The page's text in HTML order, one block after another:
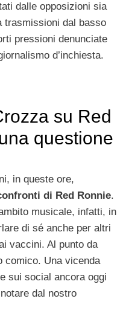
dalle opposizioni sia
trasmissioni dal basso
pressioni denunciate
d’inchiesta.
su Red
questione
in queste ore,
di Red Ronnie.
musicale, infatti, in
di sé anche per altri
vaccini. Al punto da
comico. Una vicenda
sui social ancora oggi
dal nostro